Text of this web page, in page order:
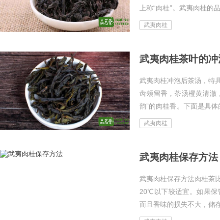
上称“肉桂”。武夷肉桂
油润有光。冲泡后汤色
武夷肉桂
武夷肉桂茶叶的
武夷肉桂冲泡后茶汤，特
齿颊留香，茶汤橙黄清澈
韵”的肉桂香。下面是具
个，武夷肉桂3～5克（投
武夷肉桂
武夷肉桂保存方法
武夷肉桂保存方法肉桂茶
20℃以下较适宜。如果保
而且香味的损失不大，储